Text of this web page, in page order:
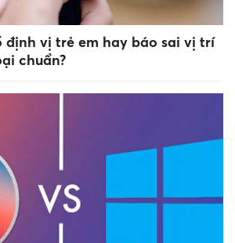
định vị trẻ em hay báo sai vị trí
chuẩn?